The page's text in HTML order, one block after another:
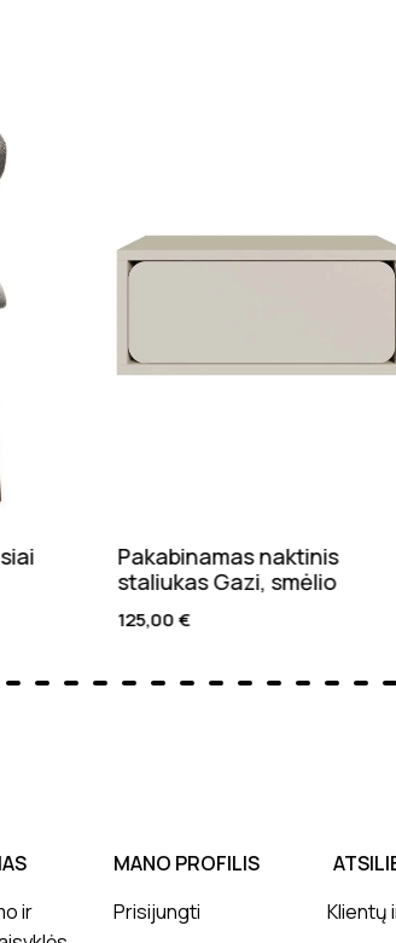
Pakabinamas naktinis
staliukas Gazi, smėlio
125,00€
ir
MANO PROFILIS
Prisijungti
Klientų